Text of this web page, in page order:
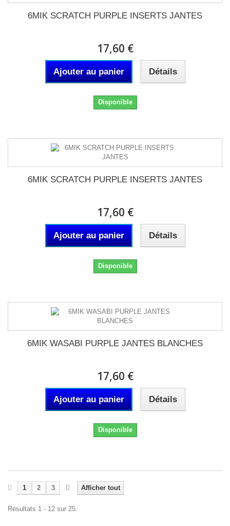
6MIK SCRATCH PURPLE INSERTS JANTES
17,60 €
Ajouter au panier Détails
Disponible
6MIK SCRATCH PURPLE INSERTS JANTES
17,60 €
Ajouter au panier Détails
Disponible
6MIK WASABI PURPLE JANTES BLANCHES
17,60 €
Ajouter au panier Détails
Disponible
Afficher tout
1 2 3
Résultats 1 - 12 sur 25.